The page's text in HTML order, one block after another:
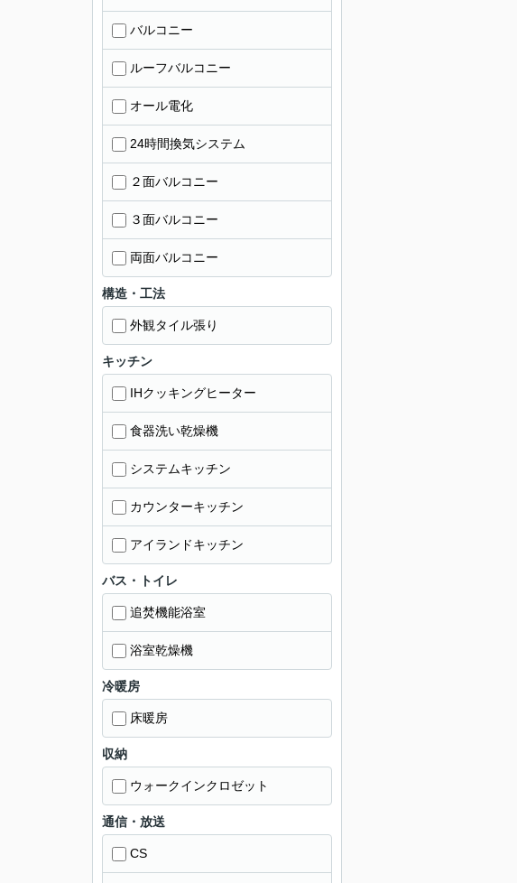
バルコニー
ルーフバルコニー
オール電化
24時間換気システム
２面バルコニー
３面バルコニー
両面バルコニー
構造・工法
外観タイル張り
キッチン
IHクッキングヒーター
食器洗い乾燥機
システムキッチン
カウンターキッチン
アイランドキッチン
バス・トイレ
追焚機能浴室
浴室乾燥機
冷暖房
床暖房
収納
ウォークインクロゼット
通信・放送
CS